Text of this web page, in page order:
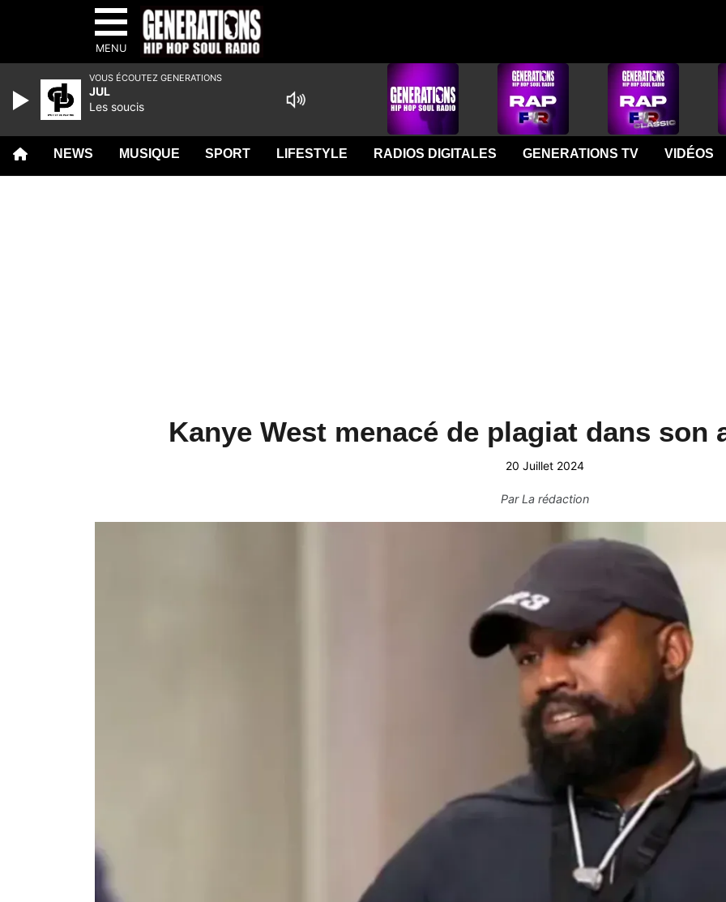
MENU
NEWS MUSIQUE SPORT LIFESTYLE RADIOS DIGITALES GENERATIONS TV VIDÉOS
Kanye West menacé de plagiat dans son
20 Juillet 2024
ParLa rédaction
VOUS ÉCOUTEZ GENERATIONS
JUL
Les soucis